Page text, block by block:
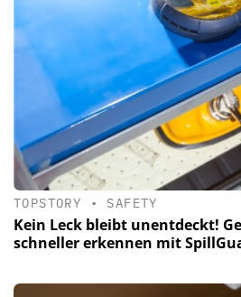
TOPSTORY • SAFETY
Kein Leck bleibt unentdeckt!
schneller erkennen mit